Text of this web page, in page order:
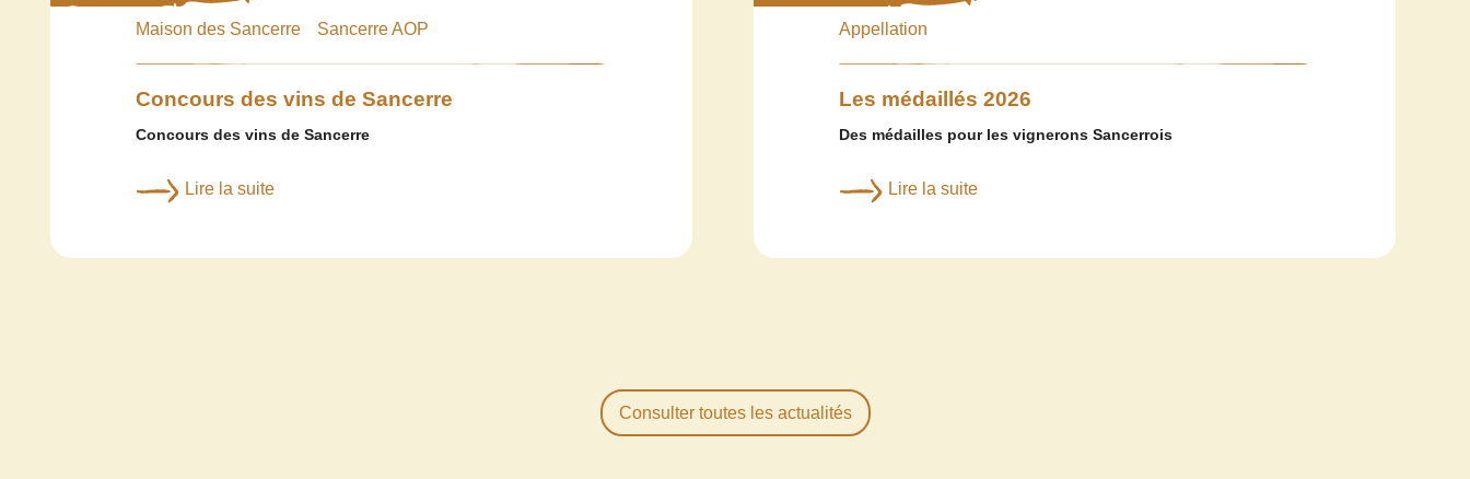
Maison des Sancerre Sancerre AOP
Concours des vins de Sancerre
Concours des vins de Sancerre
Lire la suite
Appellation
Les médaillés 2026
Des médailles pour les vignerons Sancerrois
Lire la suite
Consulter toutes les actualités